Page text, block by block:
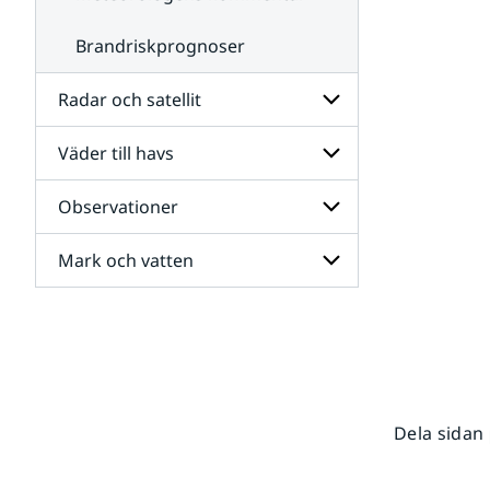
Brandriskprognoser
Radar och satellit
Undersidor
för
Radar
och
satellit
Väder till havs
Undersidor
för
Väder
till
havs
Observationer
Undersidor
för
Mark och vatten
Dela sidan